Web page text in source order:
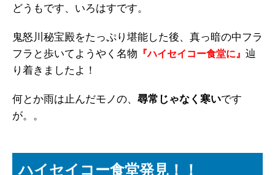
どうもです、いろはすです。
鬼怒川秘宝殿をたっぷり堪能した後、真っ暗の中フラ
フラと歩いてようやく名物 『ハイセイコー食堂に』 辿
り着きましたよ！
何とか雨は止んだモノの、 尋常じゃなく寒いです
が。。
ハイセイコー食堂発見！！